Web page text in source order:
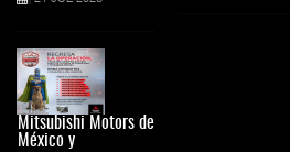
Mitsubishi Motors de
México y